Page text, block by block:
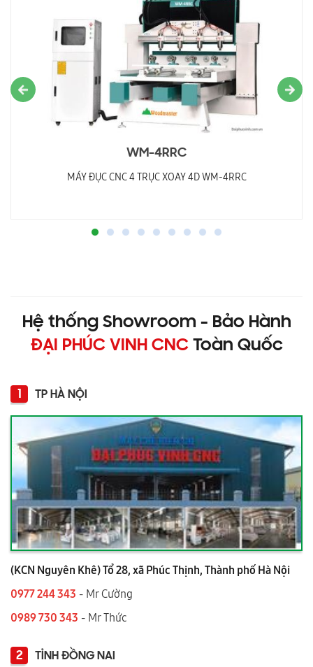
WM-4RRC
MÁY ĐỤC CNC 4 TRỤC XOAY 4D WM-4RRC
Hệ thống Showroom - Bảo Hành
ĐẠI PHÚC VINH CNCToàn Quốc
1 TP HÀ NỘI
(KCN Nguyên Khê) Tổ 28, xã Phúc Thịnh, Thành phố Hà Nội
0977 244 343 - Mr Cường
0989 730 343 - Mr Thức
2 TỈNH ĐỒNG NAI